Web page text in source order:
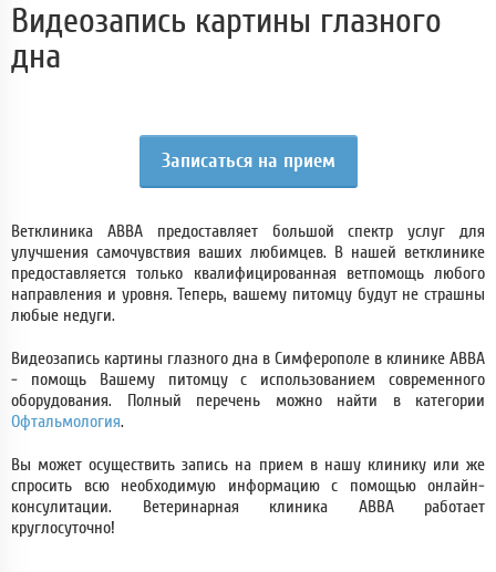
Видеозапись картины глазного
дна
Записаться на прием
Ветклиника АВВА предоставляет большой спектр услуг для
улучшения самочувствия ваших любимцев. В нашей ветклинике
предоставляется только квалифицированная ветпомощь любого
направления и уровня. Теперь, вашему питомцу будут не страшны
любые недуги.
Видеозапись картины глазного дна в Симферополе в клинике АВВА
- помощь Вашему питомцу с использованием современного
оборудования. Полный перечень можно найти в категории
Офтальмология.
Вы может осуществить запись на прием в нашу клинику или же
спросить всю необходимую информацию с помощью онлайн-
консулитации. Ветеринарная клиника АВВА работает
круглосуточно!